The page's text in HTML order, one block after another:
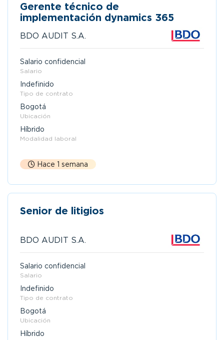
Gerente técnico de
implementación dynamics 365
BDO AUDIT S.A.
Salario confidencial
Salario
Indefinido
Tipo de contrato
Bogotá
Ubicación
Híbrido
Modalidad laboral
Hace 1 semana
Senior de litigios
BDO AUDIT S.A.
Salario confidencial
Salario
Indefinido
Tipo de contrato
Bogotá
Ubicación
Híbrido